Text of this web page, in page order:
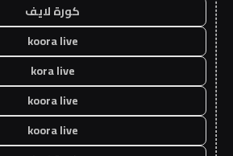
كورة لايف
koora live
kora live
koora live
koora live